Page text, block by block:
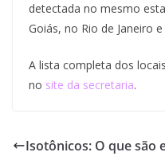
detectada no mesmo
Goiás, no Rio de Janeiro
A lista completa dos
no site da secretaria.
Isotônicos: O que são